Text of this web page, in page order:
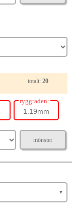
totalt: 20
ryggraden:
1.19mm
mönster
▼